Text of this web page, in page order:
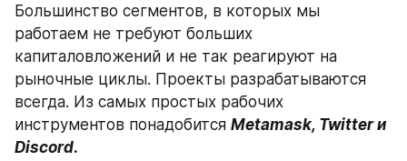
Большинство сегментов, в которых мы
работаем не требуют больших
капиталовложений и не так реагируют на
рыночные циклы. Проекты разрабатываются
всегда. Из самых простых рабочих
инструментов понадобится Metamask, Twitter и
Discord.